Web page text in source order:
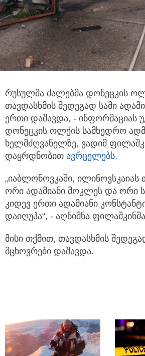
რუსულმა ძალებმა დონეცკის
თავდასხმის შედეგად სამი
ერთი დაშავდა, - ინფორმაციას
დონეცკის ოლქის სამხედრო
ხელმძღვანელზე, ვადიმ
დაყრდნობით ავრცელებს.
„იაბლონოვკაში, ილინოვსკაიას
ორი ადამიანი მოკლეს და ორი
კიდევ ერთი ადამიანი
დაიღუპა“, - აღნიშნა
მისი თქმით, თავდასხმის
მცხოვრები დაშავდა.